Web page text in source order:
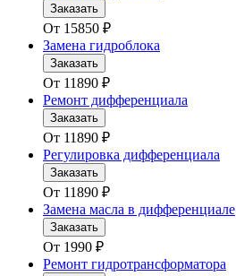
Заказать
От 15850 ₽
Замена гидроблока
Заказать
От 11890 ₽
Ремонт дифференциала
Заказать
От 11890 ₽
Регулировка дифференциала
Заказать
От 11890 ₽
Замена масла в дифференциале
Заказать
От 1990 ₽
Ремонт гидротрансформатора